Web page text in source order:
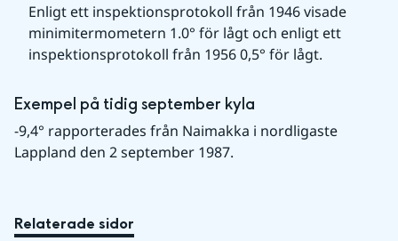
Enligt ett inspektionsprotokoll från 1946 visade
minimitermometern 1.0° för lågt och enligt ett
inspektionsprotokoll från 1956 0,5° för lågt.
Exempel på tidig september kyla
-9,4° rapporterades från Naimakka i nordligaste
Lappland den 2 september 1987.
Relaterade sidor